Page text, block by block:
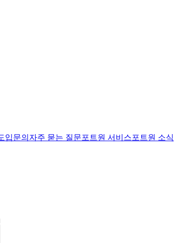
입문의 자주 묻는 질문포트원 서비스포트원 소식